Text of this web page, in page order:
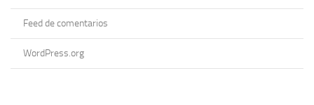
Feed de comentarios
WordPress.org